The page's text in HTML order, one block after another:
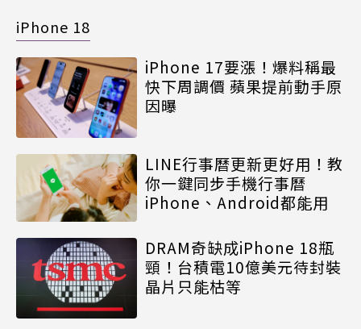
iPhone 18
iPhone 17要漲！爆料稱最
快下周調價 蘋果提前動手原
因曝
LINE行事曆更新更好用！教
你一鍵同步手機行事曆
iPhone、Android都能用
DRAM奇缺成iPhone 18瓶
頸！台積電10億美元待封裝
晶片只能枯等